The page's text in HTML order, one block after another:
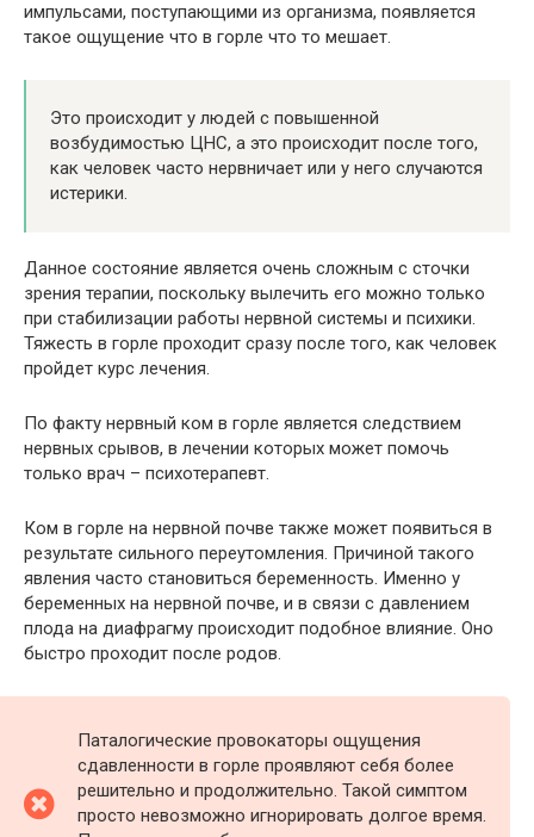
импульсами, поступающими из организма, появляется
такое ощущение что в горле что то мешает.
Это происходит у людей с повышенной
возбудимостью ЦНС, а это происходит после того,
как человек часто нервничает или у него случаются
истерики.
Данное состояние является очень сложным с сточки
зрения терапии, поскольку вылечить его можно только
при стабилизации работы нервной системы и психики.
Тяжесть в горле проходит сразу после того, как человек
пройдет курс лечения.
По факту нервный ком в горле является следствием
нервных срывов, в лечении которых может помочь
только врач – психотерапевт.
Ком в горле на нервной почве также может появиться в
результате сильного переутомления. Причиной такого
явления часто становиться беременность. Именно у
беременных на нервной почве, и в связи с давлением
плода на диафрагму происходит подобное влияние. Оно
быстро проходит после родов.
Паталогические провокаторы ощущения
сдавленности в горле проявляют себя более
решительно и продолжительно. Такой симптом
просто невозможно игнорировать долгое время.